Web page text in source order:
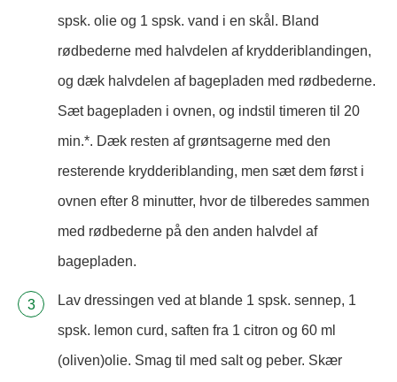
spsk. olie og 1 spsk. vand i en skål. Bland
rødbederne med halvdelen af krydderiblandingen,
og dæk halvdelen af bagepladen med rødbederne.
Sæt bagepladen i ovnen, og indstil timeren til 20
min.*. Dæk resten af grøntsagerne med den
resterende krydderiblanding, men sæt dem først i
ovnen efter 8 minutter, hvor de tilberedes sammen
med rødbederne på den anden halvdel af
bagepladen.
Lav dressingen ved at blande 1 spsk. sennep, 1
spsk. lemon curd, saften fra 1 citron og 60 ml
(oliven)olie. Smag til med salt og peber. Skær